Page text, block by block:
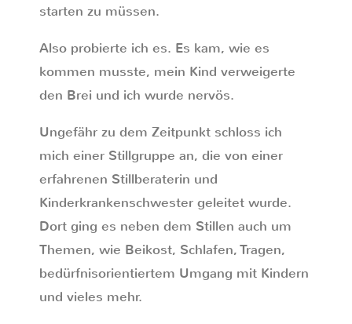
starten zu müssen.
Also probierte ich es. Es kam, wie es
kommen musste, mein Kind verweigerte
den Brei und ich wurde nervös.
Ungefähr zu dem Zeitpunkt schloss ich
mich einer Stillgruppe an, die von einer
erfahrenen Stillberaterin und
Kinderkrankenschwester geleitet wurde.
Dort ging es neben dem Stillen auch um
Themen, wie Beikost, Schlafen, Tragen,
bedürfnisorientiertem Umgang mit Kindern
und vieles mehr.